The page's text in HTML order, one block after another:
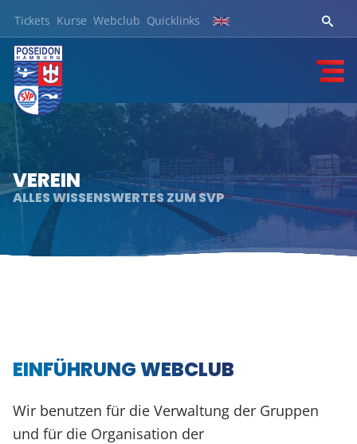
Tickets Kurse Webclub Quicklinks
VEREIN
ALLES WISSENSWERTES ZUM SVP
EINFÜHRUNG WEBCLUB
Wir benutzen für die Verwaltung der Gruppen
und für die Organisation der